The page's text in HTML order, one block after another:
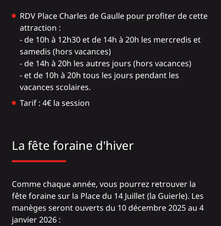
RDV Place Charles de Gaulle pour profiter de cette
attraction :
- de 10h à 12h30 et de 14h à 20h les mercredis et
samedis (hors vacances)
- de 14h à 20h les autres jours (hors vacances)
- et de 10h à 20h tous les jours pendant les
vacances scolaires.
Tarif : 4€ la session
La fête foraine d'hiver
Comme chaque année, vous pourrez retrouver la
fête foraine sur la Place du 14 Juillet (la Guierle). Les
manèges seront ouverts du 10 décembre 2025 au 4
janvier 2026 :